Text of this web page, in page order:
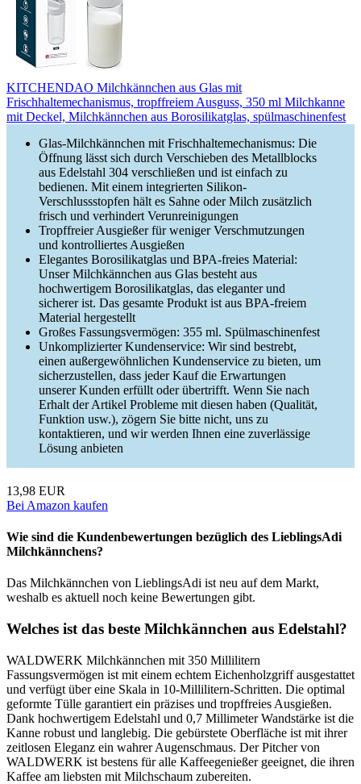
KITCHENDAO Milchkännchen aus Glas mit
Frischhaltemechanismus, tropffreiem Ausguss, 350 ml Milchkanne
mit Deckel, Milchkännchen aus Borosilikatglas, spülmaschinenfest
Glas-Milchkännchen mit Frischhaltemechanismus: Die
Öffnung lässt sich durch Verschieben des Metallblocks
aus Edelstahl 304 verschließen und ist einfach zu
bedienen. Mit einem integrierten Silikon-
Verschlussstopfen hält es Sahne oder Milch zusätzlich
frisch und verhindert Verunreinigungen
Tropffreier Ausgießer für weniger Verschmutzungen
und kontrolliertes Ausgießen
Elegantes Borosilikatglas und BPA-freies Material:
Unser Milchkännchen aus Glas besteht aus
hochwertigem Borosilikatglas, das eleganter und
sicherer ist. Das gesamte Produkt ist aus BPA-freiem
Material hergestellt
Großes Fassungsvermögen: 355 ml. Spülmaschinenfest
Unkomplizierter Kundenservice: Wir sind bestrebt,
einen außergewöhnlichen Kundenservice zu bieten, um
sicherzustellen, dass jeder Kauf die Erwartungen
unserer Kunden erfüllt oder übertrifft. Wenn Sie nach
Erhalt der Artikel Probleme mit diesen haben (Qualität,
Funktion usw.), zögern Sie bitte nicht, uns zu
kontaktieren, und wir werden Ihnen eine zuverlässige
Lösung anbieten
13,98 EUR
Bei Amazon kaufen
Wie sind die Kundenbewertungen bezüglich des LieblingsAdi
Milchkännchens?
Das Milchkännchen von LieblingsAdi ist neu auf dem Markt,
weshalb es aktuell noch keine Bewertungen gibt.
Welches ist das beste Milchkännchen aus Edelstahl?
WALDWERK Milchkännchen mit 350 Millilitern
Fassungsvermögen ist mit einem echtem Eichenholzgriff ausgestattet
und verfügt über eine Skala in 10-Millilitern-Schritten. Die optimal
geformte Tülle garantiert ein präzises und tropffreies Ausgießen.
Dank hochwertigem Edelstahl und 0,7 Millimeter Wandstärke ist die
Kanne robust und langlebig. Die gebürstete Oberfläche ist mit ihrer
zeitlosen Eleganz ein wahrer Augenschmaus. Der Pitcher von
WALDWERK ist bestens für alle Kaffeegenießer geeignet, die ihren
Kaffee am liebsten mit Milchschaum zubereiten.